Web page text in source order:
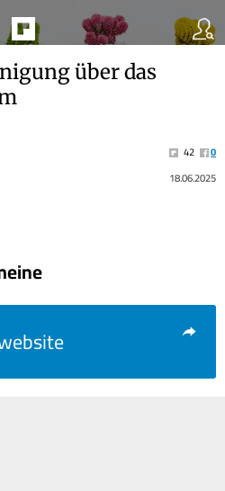
über das
42
0
18.06.2025